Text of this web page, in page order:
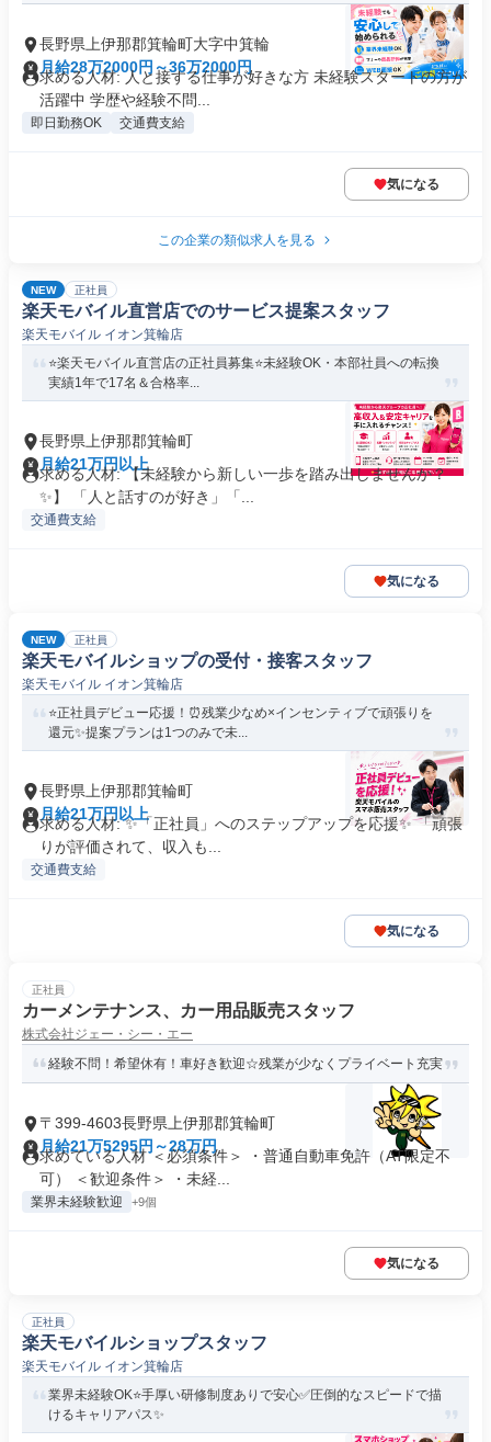
長野県上伊那郡箕輪町大字中箕輪
月給28万2000円～36万2000円
求める人材: 人と接する仕事が好きな方 未経験スタートの方が
活躍中 学歴や経験不問...
即日勤務OK 交通費支給
気になる
この企業の類似求人を見る
NEW 正社員
楽天モバイル直営店でのサービス提案スタッフ
楽天モバイル イオン箕輪店
⭐️楽天モバイル直営店の正社員募集⭐️未経験OK・本部社員への転換
実績1年で17名＆合格率...
長野県上伊那郡箕輪町
月給21万円以上
求める人材: 【未経験から新しい一歩を踏み出しませんか？
✨】 「人と話すのが好き」「...
交通費支給
気になる
NEW 正社員
楽天モバイルショップの受付・接客スタッフ
楽天モバイル イオン箕輪店
⭐正社員デビュー応援！⏰残業少なめ×インセンティブで頑張りを
還元✨提案プランは1つのみで未...
長野県上伊那郡箕輪町
月給21万円以上
求める人材: ✨「正社員」へのステップアップを応援✨ 「頑張
りが評価されて、収入も...
交通費支給
気になる
正社員
カーメンテナンス、カー用品販売スタッフ
株式会社ジェー・シー・エー
経験不問！希望休有！車好き歓迎☆残業が少なくプライベート充実
〒399-4603長野県上伊那郡箕輪町
月給21万5295円～28万円
求めている人材 ＜必須条件＞ ・普通自動車免許（AT限定不
可） ＜歓迎条件＞ ・未経...
業界未経験歓迎 +9個
気になる
正社員
楽天モバイルショップスタッフ
楽天モバイル イオン箕輪店
業界未経験OK⭐️手厚い研修制度ありで安心✅圧倒的なスピードで描
けるキャリアパス✨